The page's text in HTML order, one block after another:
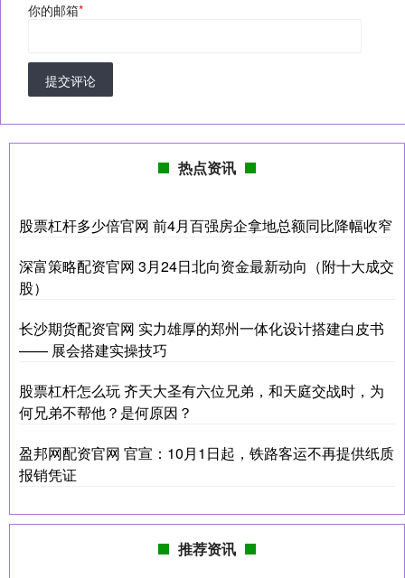
你的邮箱*
提交评论
热点资讯
股票杠杆多少倍官网 前4月百强房企拿地总额同比降幅收窄
深富策略配资官网 3月24日北向资金最新动向（附十大成交
股）
长沙期货配资官网 实力雄厚的郑州一体化设计搭建白皮书
—— 展会搭建实操技巧
股票杠杆怎么玩 齐天大圣有六位兄弟，和天庭交战时，为
何兄弟不帮他？是何原因？
盈邦网配资官网 官宣：10月1日起，铁路客运不再提供纸质
报销凭证
推荐资讯